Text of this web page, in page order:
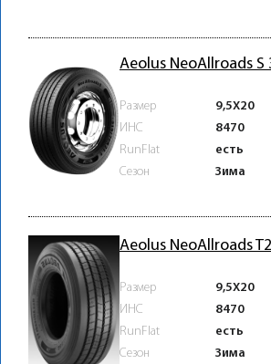
Aeolus NeoAllroads S
Размер
9,5X20
ИНС
8470
RunFlat
есть
Сезон
Зима
Aeolus NeoAllroads
Размер
9,5X20
ИНС
8470
RunFlat
есть
Сезон
Зима